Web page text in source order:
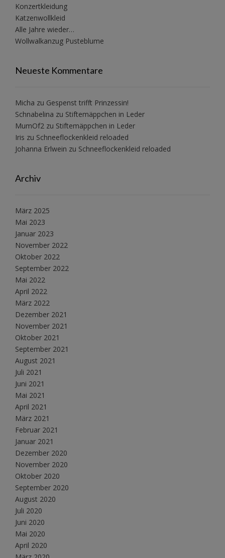
Konzertkleidung
Katzenwollkleid
Alle Jahre wieder…
Wollwalkanzug Pusteblume
Neueste Kommentare
Micha zu Gespenst trifft Prinzessin!
Schnabelina zu Stiftemäppchen in Leder
MumOf2 zu Stiftemäppchen in Leder
Iris zu Schneeflockenkleid reloaded
Johanna Erlwein zu Schneeflockenkleid reloaded
Archiv
März 2025
Mai 2023
Januar 2023
November 2022
Oktober 2022
September 2022
Mai 2022
April 2022
März 2022
Dezember 2021
November 2021
Oktober 2021
September 2021
August 2021
Juli 2021
Juni 2021
Mai 2021
April 2021
März 2021
Februar 2021
Januar 2021
Dezember 2020
November 2020
Oktober 2020
September 2020
August 2020
Juli 2020
Juni 2020
Mai 2020
April 2020